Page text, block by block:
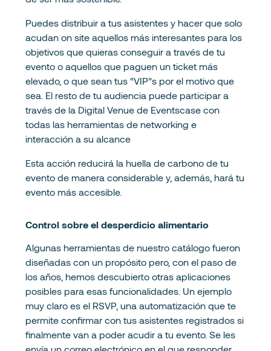
Puedes distribuir a tus asistentes y hacer que solo
acudan on site aquellos más interesantes para los
objetivos que quieras conseguir a través de tu
evento o aquellos que paguen un ticket más
elevado, o que sean tus “VIP”s por el motivo que
sea. El resto de tu audiencia puede participar a
través de la Digital Venue de Eventscase con
todas las herramientas de networking e
interacción a su alcance
Esta acción reducirá la huella de carbono de tu
evento de manera considerable y, además, hará tu
evento más accesible.
Control sobre el desperdicio alimentario
Algunas herramientas de nuestro catálogo fueron
diseñadas con un propósito pero, con el paso de
los años, hemos descubierto otras aplicaciones
posibles para esas funcionalidades. Un ejemplo
muy claro es el RSVP, una automatización que te
permite confirmar con tus asistentes registrados si
finalmente van a poder acudir a tu evento. Se les